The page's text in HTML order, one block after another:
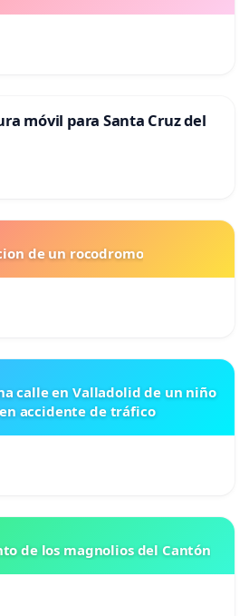
móvil para Santa Cruz del
de un rocodromo
calle en Valladolid de un niño
accidente de tráfico
de los magnolios del Cantón